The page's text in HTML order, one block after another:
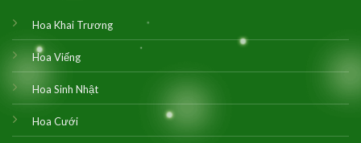
Hoa Khai Trương
Hoa Viếng
Hoa Sinh Nhật
Hoa Cưới